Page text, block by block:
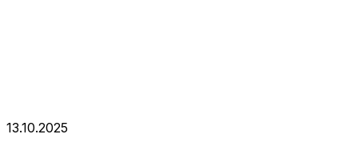
13.10.2025